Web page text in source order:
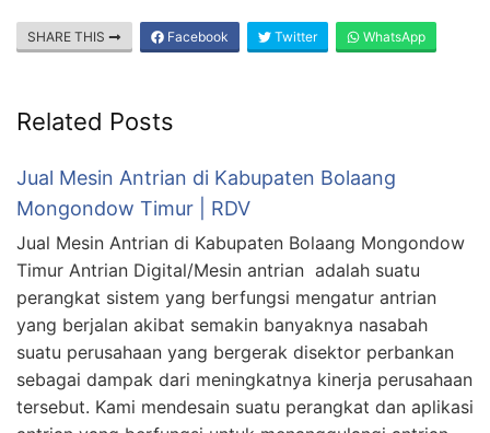
SHARE THIS Facebook Twitter WhatsApp
Related Posts
Jual Mesin Antrian di Kabupaten Bolaang
Mongondow Timur | RDV
Jual Mesin Antrian di Kabupaten Bolaang Mongondow
Timur Antrian Digital/Mesin antrian adalah suatu
perangkat sistem yang berfungsi mengatur antrian
yang berjalan akibat semakin banyaknya nasabah
suatu perusahaan yang bergerak disektor perbankan
sebagai dampak dari meningkatnya kinerja perusahaan
tersebut. Kami mendesain suatu perangkat dan aplikasi